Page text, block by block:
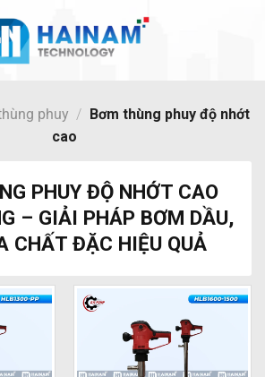
phuy / Bơm thùng phuy độ nhớt
cao
PHUY ĐỘ NHỚT CAO
– GIẢI PHÁP BƠM DẦU,
CHẤT ĐẶC HIỆU QUẢ